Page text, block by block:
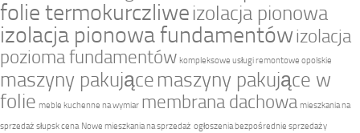
folie termokurczliwe izolacja pionowa
izolacja pionowa fundamentówizolacja
pozioma fundamentów kompleksowe usługi remontowe opolskie
maszyny pakujące maszyny pakujące w
folie meble kuchenne na wymiar membrana dachowa mieszkania na
sprzedaż słupsk cena Nowe mieszkania na sprzedaż ogłoszenia bezpośrednie sprzedaży